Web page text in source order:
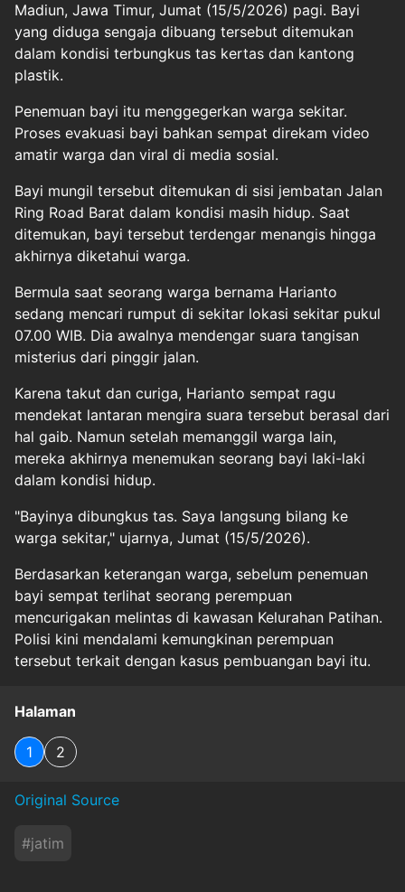
Madiun, Jawa Timur, Jumat (15/5/2026) pagi. Bayi
yang diduga sengaja dibuang tersebut ditemukan
dalam kondisi terbungkus tas kertas dan kantong
plastik.
Penemuan bayi itu menggegerkan warga sekitar.
Proses evakuasi bayi bahkan sempat direkam video
amatir warga dan viral di media sosial.
Bayi mungil tersebut ditemukan di sisi jembatan Jalan
Ring Road Barat dalam kondisi masih hidup. Saat
ditemukan, bayi tersebut terdengar menangis hingga
akhirnya diketahui warga.
Bermula saat seorang warga bernama Harianto
sedang mencari rumput di sekitar lokasi sekitar pukul
07.00 WIB. Dia awalnya mendengar suara tangisan
misterius dari pinggir jalan.
Karena takut dan curiga, Harianto sempat ragu
mendekat lantaran mengira suara tersebut berasal dari
hal gaib. Namun setelah memanggil warga lain,
mereka akhirnya menemukan seorang bayi laki-laki
dalam kondisi hidup.
"Bayinya dibungkus tas. Saya langsung bilang ke
warga sekitar," ujarnya, Jumat (15/5/2026).
Berdasarkan keterangan warga, sebelum penemuan
bayi sempat terlihat seorang perempuan
mencurigakan melintas di kawasan Kelurahan Patihan.
Polisi kini mendalami kemungkinan perempuan
tersebut terkait dengan kasus pembuangan bayi itu.
Halaman
1 2
Original Source
#jatim